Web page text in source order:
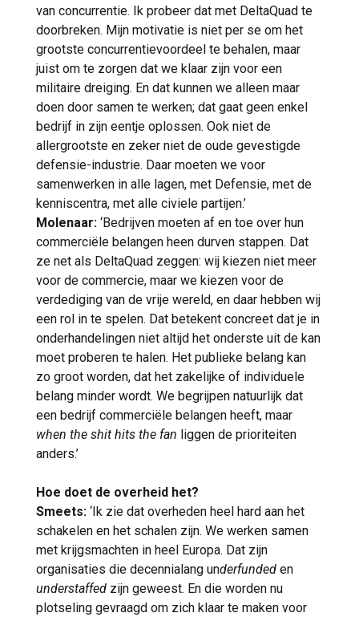
van concurrentie. Ik probeer dat met DeltaQuad te
doorbreken. Mijn motivatie is niet per se om het
grootste concurrentievoordeel te behalen, maar
juist om te zorgen dat we klaar zijn voor een
militaire dreiging. En dat kunnen we alleen maar
doen door samen te werken; dat gaat geen enkel
bedrijf in zijn eentje oplossen. Ook niet de
allergrootste en zeker niet de oude gevestigde
defensie-industrie. Daar moeten we voor
samenwerken in alle lagen, met Defensie, met de
kenniscentra, met alle civiele partijen.’
Molenaar: ‘Bedrijven moeten af en toe over hun
commerciële belangen heen durven stappen. Dat
ze net als DeltaQuad zeggen: wij kiezen niet meer
voor de commercie, maar we kiezen voor de
verdediging van de vrije wereld, en daar hebben wij
een rol in te spelen. Dat betekent concreet dat je in
onderhandelingen niet altijd het onderste uit de kan
moet proberen te halen. Het publieke belang kan
zo groot worden, dat het zakelijke of individuele
belang minder wordt. We begrijpen natuurlijk dat
een bedrijf commerciële belangen heeft, maar
when the shit hits the fan liggen de prioriteiten
anders.’
Hoe doet de overheid het?
Smeets: ‘Ik zie dat overheden heel hard aan het
schakelen en het schalen zijn. We werken samen
met krijgsmachten in heel Europa. Dat zijn
organisaties die decennialang underfunded en
understaffed zijn geweest. En die worden nu
plotseling gevraagd om zich klaar te maken voor